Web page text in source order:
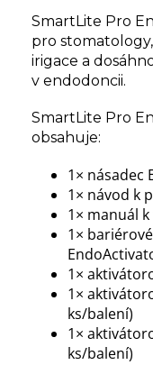
SmartLite Pro
pro
irigace a
v endodoncii.
SmartLite Pro
obsahuje:
1× násadec
1× návod k
1× manuál
1×
1×
1×
ks/balení)
1×
ks/balení)